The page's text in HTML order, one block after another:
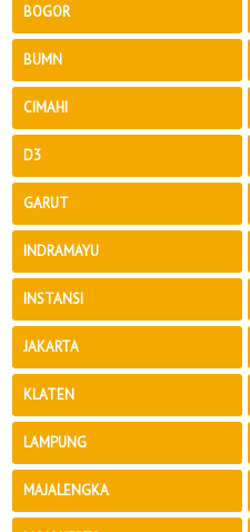
BOGOR
BUMN
CIMAHI
D3
GARUT
INDRAMAYU
INSTANSI
JAKARTA
KLATEN
LAMPUNG
MAJALENGKA